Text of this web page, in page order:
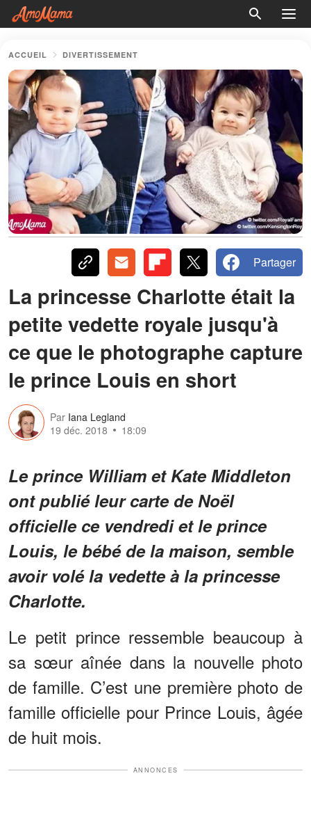
ACCUEIL DIVERTISSEMENT
Partager
La princesse Charlotte était la
petite vedette royale jusqu'à
ce que le photographe capture
le prince Louis en short
Par Iana Legland
19 déc. 2018
18:09
Le prince William et Kate Middleton
ont publié leur carte de Noël
officielle ce vendredi et le prince
Louis, le bébé de la maison, semble
avoir volé la vedette à la princesse
Charlotte.
Le petit prince ressemble beaucoup à
sa sœur aînée dans la nouvelle photo
de famille. C’est une première photo de
famille officielle pour Prince Louis, âgée
de huit mois.
ANNONCES